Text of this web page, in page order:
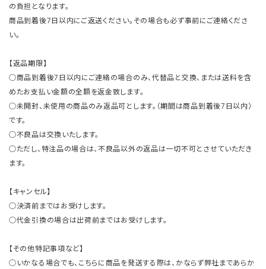
の負担となります。
商品到着後7日以内にご返送ください。その場合も必ず事前にご連絡くださ
い。
【返品期限】
○商品到着後7日以内にご連絡の場合のみ、代替品と交換、または送料を含
めたお支払い金額の全額を返金致します。
○未開封、未使用の商品のみ返品可とします。（期間は商品到着後7日以内）
です。
○不良品は交換いたします。
○ただし、特注品の場合は、不良品以外の返品は一切不可とさせていただき
ます。
【キャンセル】
○決済前まではお受けします。
○代金引換の場合は出荷前まではお受けします。
【その他特記事項など】
○いかなる場合でも、こちらに商品を発送する際は、かならず弊社まであらか